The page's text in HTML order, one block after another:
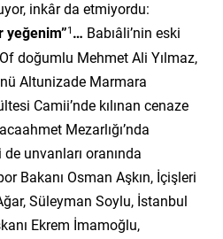
inkâr da etmiyordu:
yeğenim”1 … Babıâli’nin eski
doğumlu Mehmet Ali Yılmaz,
Altunizade Marmara
Camii’nde kılınan cenaze
Mezarlığı’nda
unvanları oranında
Bakanı Osman Aşkın, İçişleri
Süleyman Soylu, İstanbul
Ekrem İmamoğlu,